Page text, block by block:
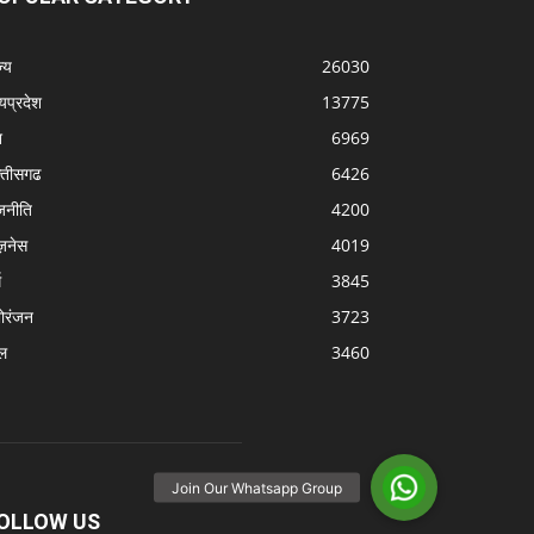
26030
13775
6969
6426
4200
4019
3845
3723
3460
US